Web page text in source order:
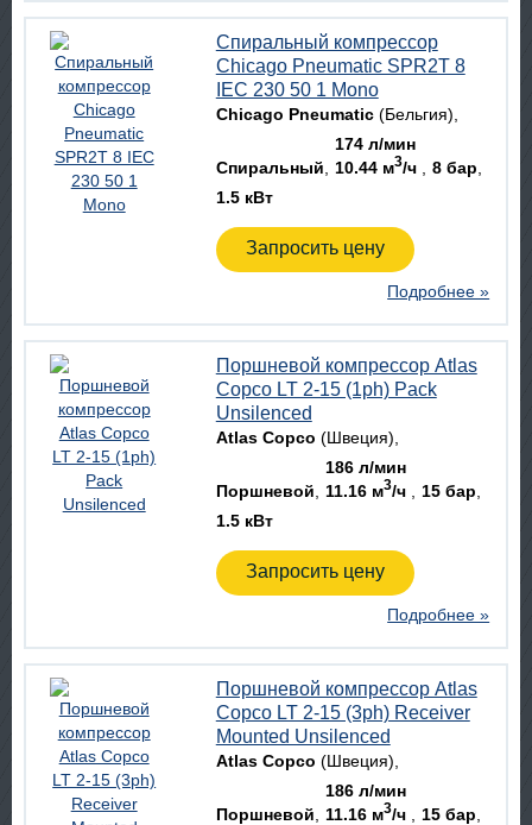
Спиральный компрессор
Chicago Pneumatic SPR2T 8
IEC 230 50 1 Mono
Chicago Pneumatic(Бельгия)
Спиральный
174 л/мин
10.44 м3/ч
8 бар
1.5 кВт
Запросить цену
Подробнее »
Поршневой компрессор Atlas
Copco LT 2-15 (1ph) Pack
Unsilenced
Atlas Copco (Швеция)
Поршневой
186 л/мин
11.16 м3/ч
15 бар
1.5 кВт
Запросить цену
Подробнее »
Поршневой компрессор Atlas
Copco LT 2-15 (3ph) Receiver
Mounted Unsilenced
Atlas Copco (Швеция)
Поршневой
186 л/мин
11.16 м3/ч
15 бар